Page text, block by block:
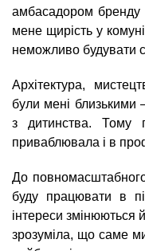
амбасадором
мене щирість у
неможливо будувати
Архітектура,
були мені
з дитинства.
приваблювала і в
До
буду працювати в
інтереси змінюються
зрозуміла, що саме